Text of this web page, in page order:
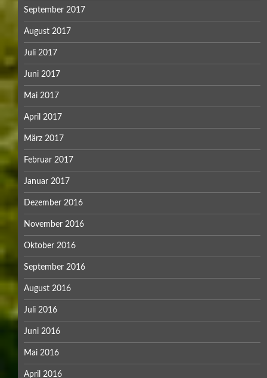
September 2017
August 2017
Juli 2017
Juni 2017
Mai 2017
April 2017
März 2017
Februar 2017
Januar 2017
Dezember 2016
November 2016
Oktober 2016
September 2016
August 2016
Juli 2016
Juni 2016
Mai 2016
April 2016